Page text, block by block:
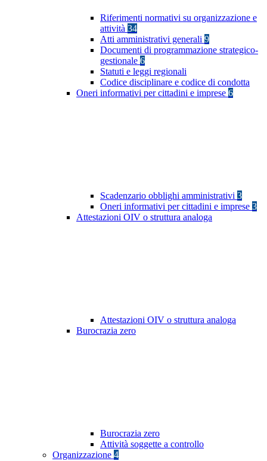
Riferimenti normativi su organizzazione e
attività 34
Atti amministrativi generali 9
Documenti di programmazione strategico-
gestionale 6
Statuti e leggi regionali
Codice disciplinare e codice di condotta
Oneri informativi per cittadini e imprese 6
Scadenzario obblighi amministrativi 3
Oneri informativi per cittadini e imprese 3
Attestazioni OIV o struttura analoga
Attestazioni OIV o struttura analoga
Burocrazia zero
Burocrazia zero
Attività soggette a controllo
Organizzazione 4